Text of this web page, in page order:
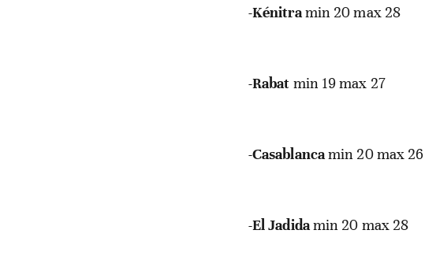
-Kénitramin 20 max 28
-Rabat min 19 max 27
-Casablancamin 20 max 26
-El Jadidamin 20 max 28